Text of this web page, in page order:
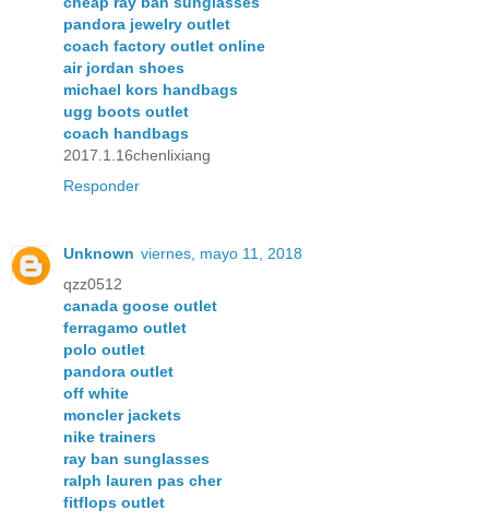
pandora jewelry outlet
coach factory outlet online
air jordan shoes
michael kors handbags
ugg boots outlet
coach handbags
2017.1.16chenlixiang
Responder
Unknown viernes, mayo 11, 2018
qzz0512
canada goose outlet
ferragamo outlet
polo outlet
pandora outlet
off white
moncler jackets
nike trainers
ray ban sunglasses
ralph lauren pas cher
fitflops outlet